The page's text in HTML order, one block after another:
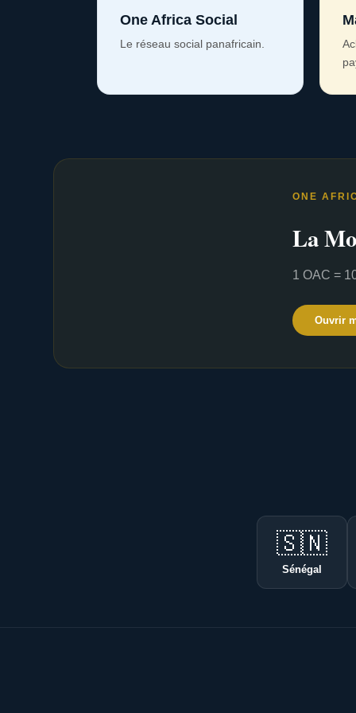
One Africa Social
Le réseau social panafricain.
ONE
La
1 OAC =
Ouvrir
🇸🇳
Sénégal